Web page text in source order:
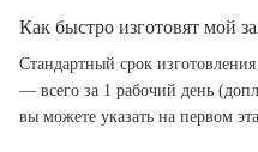
Как быстро изготовят мой
Стандартный срок
— всего за 1 рабочий день
вы можете указать на первом